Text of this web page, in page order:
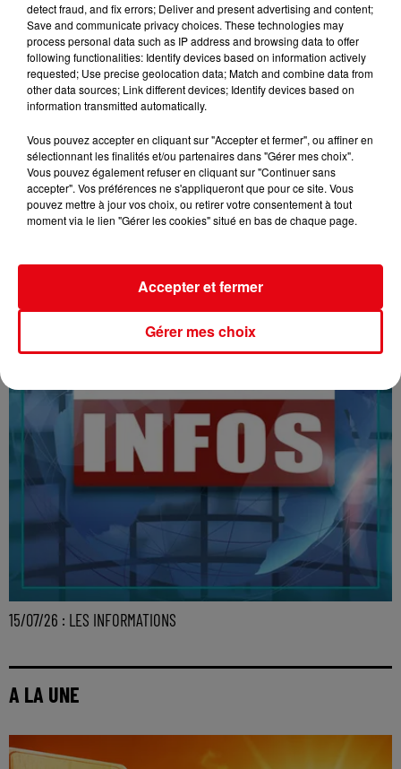
16/07/26 : LES INFORMATIONS
15/07/26 : LES INFORMATIONS
A LA UNE
detect fraud, and fix errors; Deliver and present advertising and content;
Save and communicate privacy choices. These technologies may
process personal data such as IP address and browsing data to offer
following functionalities: Identify devices based on information actively
requested; Use precise geolocation data; Match and combine data from
other data sources; Link different devices; Identify devices based on
information transmitted automatically.
Vous pouvez accepter en cliquant sur "Accepter et fermer", ou affiner en
sélectionnant les finalités et/ou partenaires dans "Gérer mes choix".
Vous pouvez également refuser en cliquant sur "Continuer sans
accepter". Vos préférences ne s'appliqueront que pour ce site. Vous
pouvez mettre à jour vos choix, ou retirer votre consentement à tout
moment via le lien "Gérer les cookies" situé en bas de chaque page.
Gérer mes choix
Accepter et fermer